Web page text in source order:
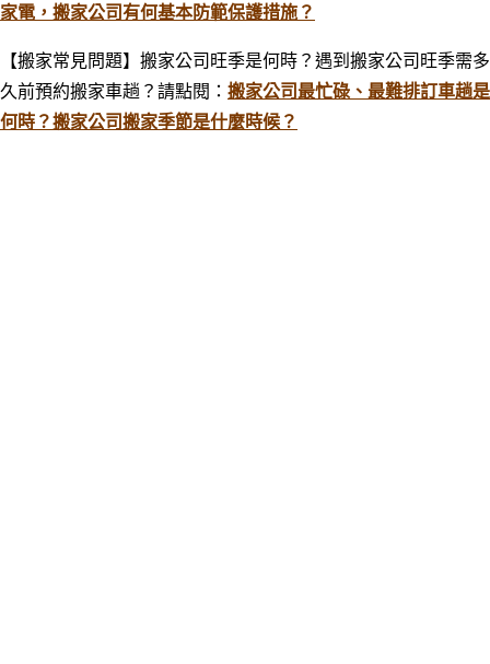
家電，搬家公司有何基本防範保護措施？
【搬家常見問題】搬家公司旺季是何時？遇到搬家公司旺季需多
久前預約搬家車趟？ 請點閱： 搬家公司最忙碌、最難排訂車趟是
何時？搬家公司搬家季節是什麼時候？